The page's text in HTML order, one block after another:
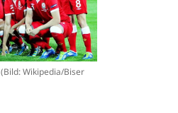
Wikipedia/Biser